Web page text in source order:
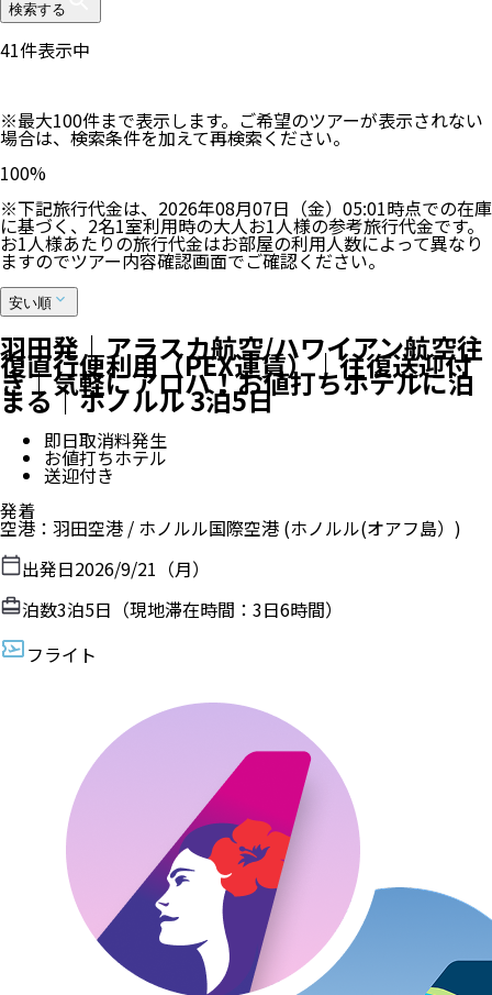
検索する
41件表示中
※最大100件まで表示します。ご希望のツアーが表示されない
場合は、検索条件を加えて再検索ください。
100%
※下記旅行代金は、 2026年08月07日（金）05:01時点での在庫
に基づく、2名1室利用時の大人お1人様の参考旅行代金です。
お1人様あたりの旅行代金はお部屋の利用人数によって異なり
ますのでツアー内容確認画面でご確認ください。
安い順
羽田発｜アラスカ航空/ハワイアン航空往
復直行便利用（PEX運賃）｜往復送迎付
き｜気軽にアロハ！お値打ちホテルに泊
まる｜ホノルル 3泊5日
即日取消料発生
お値打ちホテル
送迎付き
発着
空港 ： 羽田空港 / ホノルル国際空港 (ホノルル(オアフ島）)
出発日2026/9/21（月）
泊数3泊5日（現地滞在時間： 3日6時間）
フライト